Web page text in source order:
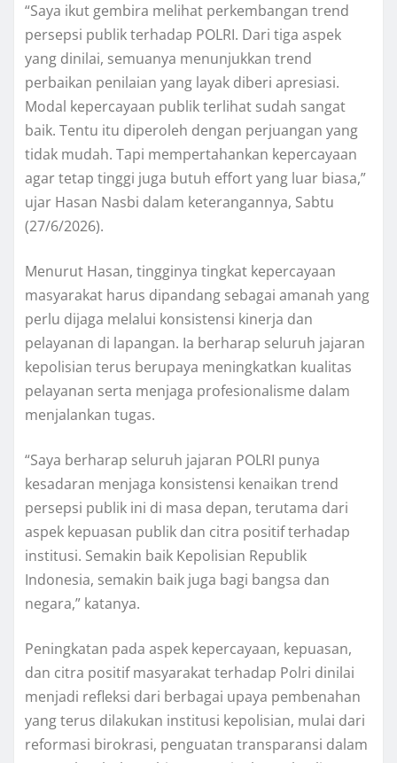
“Saya ikut gembira melihat perkembangan trend
persepsi publik terhadap POLRI. Dari tiga aspek
yang dinilai, semuanya menunjukkan trend
perbaikan penilaian yang layak diberi apresiasi.
Modal kepercayaan publik terlihat sudah sangat
baik. Tentu itu diperoleh dengan perjuangan yang
tidak mudah. Tapi mempertahankan kepercayaan
agar tetap tinggi juga butuh effort yang luar biasa,”
ujar Hasan Nasbi dalam keterangannya, Sabtu
(27/6/2026).
Menurut Hasan, tingginya tingkat kepercayaan
masyarakat harus dipandang sebagai amanah yang
perlu dijaga melalui konsistensi kinerja dan
pelayanan di lapangan. Ia berharap seluruh jajaran
kepolisian terus berupaya meningkatkan kualitas
pelayanan serta menjaga profesionalisme dalam
menjalankan tugas.
“Saya berharap seluruh jajaran POLRI punya
kesadaran menjaga konsistensi kenaikan trend
persepsi publik ini di masa depan, terutama dari
aspek kepuasan publik dan citra positif terhadap
institusi. Semakin baik Kepolisian Republik
Indonesia, semakin baik juga bagi bangsa dan
negara,” katanya.
Peningkatan pada aspek kepercayaan, kepuasan,
dan citra positif masyarakat terhadap Polri dinilai
menjadi refleksi dari berbagai upaya pembenahan
yang terus dilakukan institusi kepolisian, mulai dari
reformasi birokrasi, penguatan transparansi dalam